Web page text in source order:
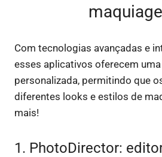
Com tecnologias avançadas e
esses aplicativos oferecem
personalizada, permitindo que
diferentes looks e estilos de
mais!
1. PhotoDirector: